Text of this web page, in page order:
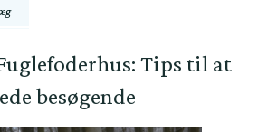
Tips til at
besøgende